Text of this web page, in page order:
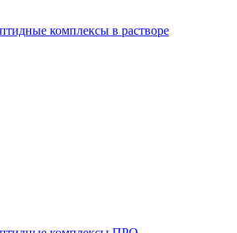
комплексы в растворе